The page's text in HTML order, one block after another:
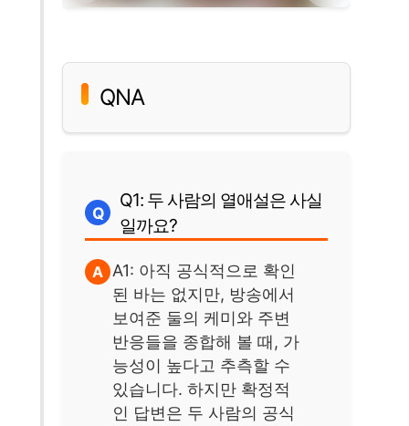
QNA
Q1: 두 사람의 열애설은 사실
일까요?
A1: 아직 공식적으로 확인
된 바는 없지만, 방송에서
보여준 둘의 케미와 주변
반응들을 종합해 볼 때, 가
능성이 높다고 추측할 수
있습니다. 하지만 확정적
인 답변은 두 사람의 공식